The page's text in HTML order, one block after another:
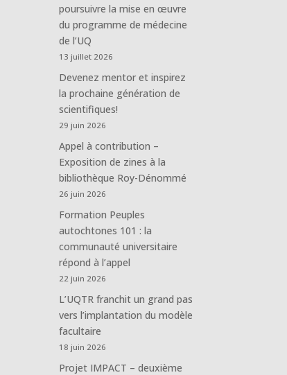
poursuivre la mise en œuvre
du programme de médecine
de l’UQ
13 juillet 2026
Devenez mentor et inspirez
la prochaine génération de
scientifiques!
29 juin 2026
Appel à contribution –
Exposition de zines à la
bibliothèque Roy-Dénommé
26 juin 2026
Formation Peuples
autochtones 101 : la
communauté universitaire
répond à l’appel
22 juin 2026
L’UQTR franchit un grand pas
vers l’implantation du modèle
facultaire
18 juin 2026
Projet IMPACT – deuxième